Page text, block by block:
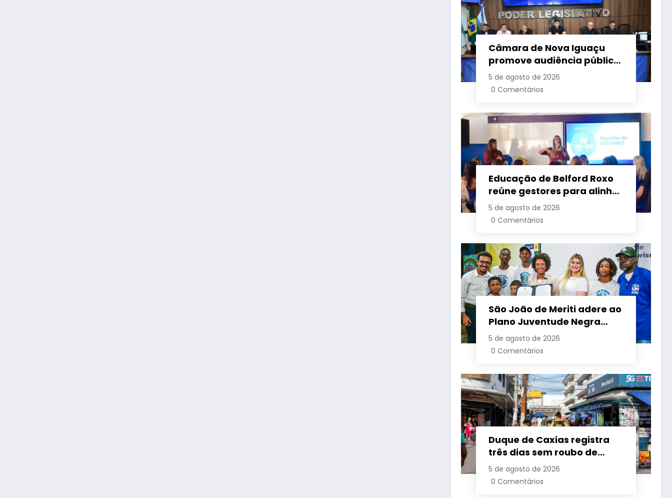
Câmara de Nova Iguaçu
promove audiência pública
para cobrar melhorias no
fornecimento de energia
5 de agosto de 2026
0 Comentários
Educação de Belford Roxo
reúne gestores para alinhar
ações e fortalecer
planejamento do segundo
5 de agosto de 2026
0 Comentários
São João de Meriti adere ao
Plano Juventude Negra
Viva durante visita da
ministra da Igualdade
5 de agosto de 2026
0 Comentários
Duque de Caxias registra
três dias sem roubo de
cargas no início de agosto
5 de agosto de 2026
0 Comentários